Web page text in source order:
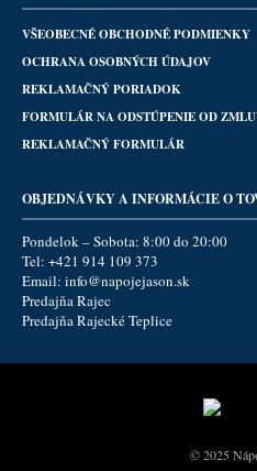
VŠEOBECNÉ OBCHODNÉ PODMIENKY
OCHRANA OSOBNÝCH ÚDAJOV
REKLAMAČNÝ PORIADOK
FORMULÁR NA ODSTÚPENIE OD
REKLAMAČNÝ FORMULÁR
OBJEDNÁVKY A INFORMÁCIE O
Pondelok – Sobota: 8:00 do 20:00
Tel: +421 914 109 373
Email: info@napojejason.sk
Predajňa Rajec
Predajňa Rajecké Teplice
© 2025